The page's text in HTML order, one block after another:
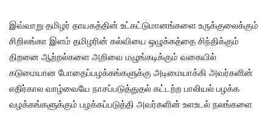
இவ்வாறு தமிழர் தாயகத்தின் உட்கட்டுமானங்களை உருக்குலைக்கும்
சிறிலங்கா இளம் தமிழரின் கல்வியை ஒழுக்கத்தை சிந்திக்கும்
திறனை ஆற்றல்களை அறிவை மழுங்கடிக்கும் வகையில்
கடுமையான போதைப்பழக்கங்களுக்கு அடிமையாக்கி அவர்களின்
எதிர்கால வாழ்வையே நாசப்படுத்துதல் கட்டற்ற பாலியல் பழக்க
வழக்கங்களுக்கும் பழக்கப்படுத்தி அவர்களின் உளஉடல் நலங்களை